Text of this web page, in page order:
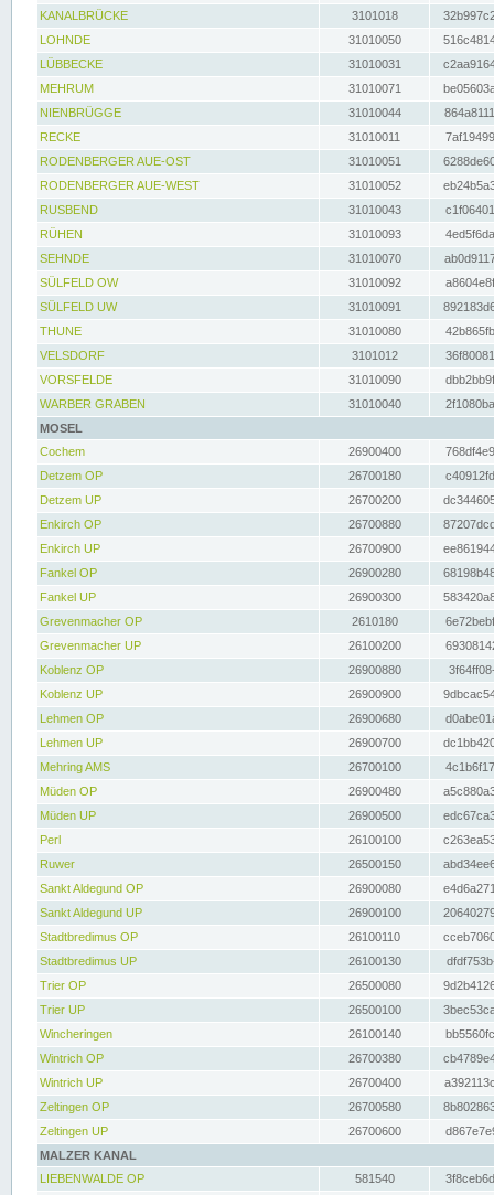
KANALBRÜCKE
3101018
LOHNDE
31010050
LÜBBECKE
31010031
MEHRUM
31010071
NIENBRÜGGE
31010044
RECKE
31010011
RODENBERGER AUE-OST
31010051
RODENBERGER AUE-WEST
31010052
RUSBEND
31010043
RÜHEN
31010093
SEHNDE
31010070
SÜLFELD OW
31010092
SÜLFELD UW
31010091
THUNE
31010080
VELSDORF
3101012
VORSFELDE
31010090
WARBER GRABEN
31010040
MOSEL
Cochem
26900400
Detzem OP
26700180
Detzem UP
26700200
Enkirch OP
26700880
Enkirch UP
26700900
Fankel OP
26900280
Fankel UP
26900300
Grevenmacher OP
2610180
Grevenmacher UP
26100200
Koblenz OP
26900880
Koblenz UP
26900900
Lehmen OP
26900680
Lehmen UP
26900700
Mehring AMS
26700100
Müden OP
26900480
Müden UP
26900500
Perl
26100100
Ruwer
26500150
Sankt Aldegund OP
26900080
Sankt Aldegund UP
26900100
Stadtbredimus OP
26100110
Stadtbredimus UP
26100130
Trier OP
26500080
Trier UP
26500100
Wincheringen
26100140
Wintrich OP
26700380
Wintrich UP
26700400
Zeltingen OP
26700580
Zeltingen UP
26700600
MALZER KANAL
LIEBENWALDE OP
581540